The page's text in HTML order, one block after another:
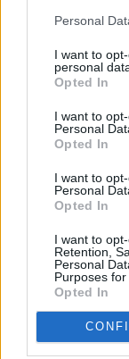
Personal
I want to
personal
Opted In
I want to
Personal
Opted In
I want to
Personal
Opted In
I want to
Retention,
Personal
Purposes for
Opted In
O webu parabola.cz
Dovolená u moře•